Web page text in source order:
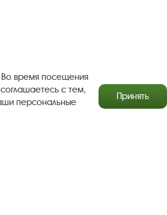
деятельность
время посещения
с тем,
персональные
Принять